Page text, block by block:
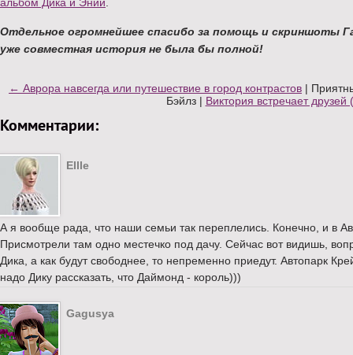
Отдельное огромнейшее спасибо за помощь и скриншоты
уже совместная история не была бы полной!
← Аврора навсегда или путешествие в город контрастов |
Бэйлз | Виктория встречает
Комментарии:
Ellle
А я вообще рада, что наши семьи так переплелись. Конечно, и в
Присмотрели там одно местечко под дачу. Сейчас вот видишь,
Дика, а как будут свободнее, то непременно приедут. Автопарк
надо Дику рассказать, что Даймонд - король)))
Gagusya